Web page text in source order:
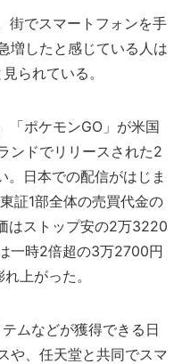
街でスマートフォンを手
増したと感じている人は
られている。
「ポケモンGO」が米国
ンドでリリースされた2
。日本での配信がはじま
証1部全体の売買代金の
はストップ安の2万3220
一時2倍超の3万2700円
上がった。
ムなどが獲得できる日
や、任天堂と共同でスマ